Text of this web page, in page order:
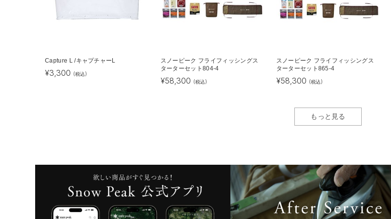
Capture L /キャプチャーL
¥3,300 (税込)
スノーピーク フライフィッシングス
ターターセット804-4
¥58,300 (税込)
スノーピーク フライフィッシングス
ターターセット865-4
¥58,300 (税込)
もっと見る